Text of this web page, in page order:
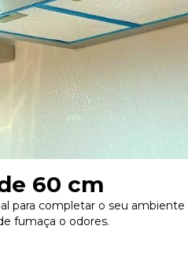
60 cm
para completar o seu
fumaça o odores.